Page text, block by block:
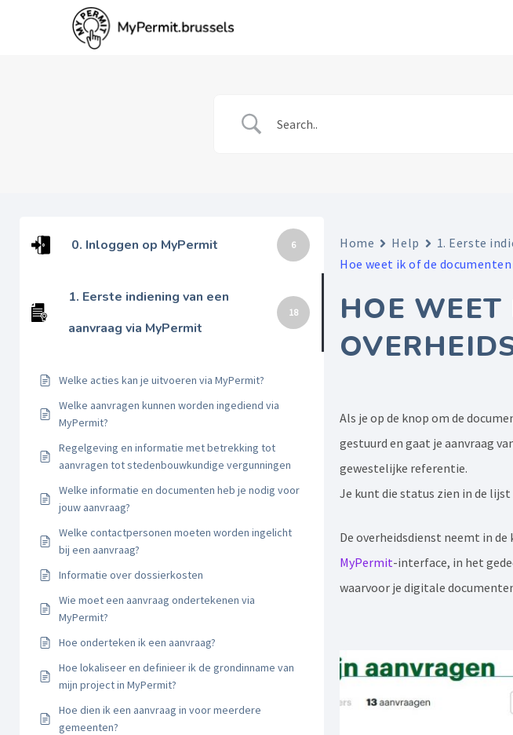
0. Inloggen op MyPermit 6
1. Eerste indiening van een
aanvraag via MyPermit
18
Welke acties kan je uitvoeren via MyPermit?
Welke aanvragen kunnen worden ingediend via
MyPermit?
Regelgeving en informatie met betrekking tot
aanvragen tot stedenbouwkundige vergunningen
Welke informatie en documenten heb je nodig voor
jouw aanvraag?
Welke contactpersonen moeten worden ingelicht
bij een aanvraag?
Informatie over dossierkosten
Wie moet een aanvraag ondertekenen via
MyPermit?
Hoe onderteken ik een aanvraag?
Hoe lokaliseer en definieer ik de grondinname van
mijn project in MyPermit?
Hoe dien ik een aanvraag in voor meerdere
gemeenten?
Home Help
1. Eerste
Hoe weet ik of de
HOE
Als je op de knop om de
gestuurd en gaat je aanvraag
gewestelijke referentie.
Je kunt die status zien in de
De overheidsdienst neemt in
MyPermit-interface, in het
waarvoor je digitale